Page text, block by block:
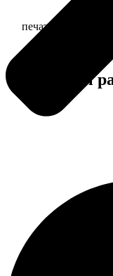
печать фото на
Примеры